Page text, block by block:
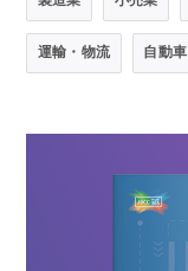
運輸・物流 自動車